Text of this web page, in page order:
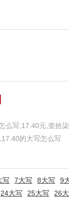
么写,17.40元,壹拾
的大写怎么写
写 7大写 8大写
9
24大写 25大写
26